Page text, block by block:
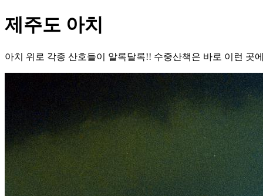
제주도 아치
아치 위로 각종 산호들이 알록달록!! 수중산책은 바로 이런 곳